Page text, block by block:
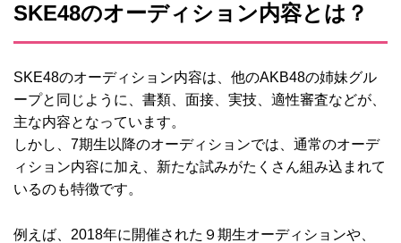
SKE48のオーディション内容とは？
SKE48のオーディション内容は、他のAKB48の姉妹グル
ープと同じように、書類、面接、実技、適性審査などが、
主な内容となっています。
しかし、7期生以降のオーディションでは、通常のオーデ
ィション内容に加え、新たな試みがたくさん組み込まれて
いるのも特徴です。
例えば、2018年に開催された９期生オーディションや、